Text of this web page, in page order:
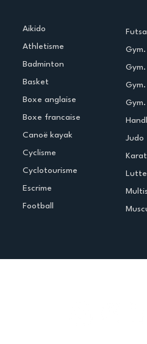
Aikido
Athletisme
Badminton
Basket
Boxe anglaise
Boxe francaise
Canoë kayak
Cyclisme
Cyclotourisme
Escrime
Football
Judo
Lutte